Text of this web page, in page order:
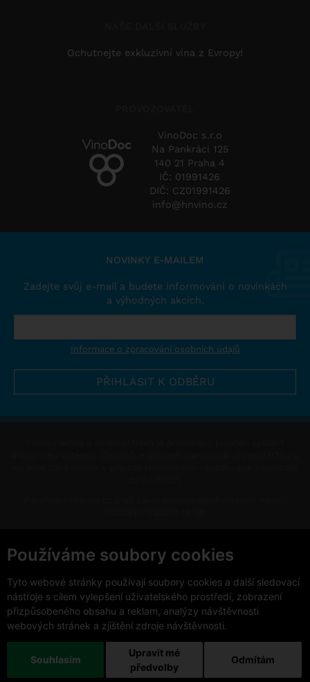
Používáme soubory cookies
Tyto webové stránky používají soubory cookies a další sledovací
nástroje s cílem vylepšení uživatelského prostředí, zobrazení
přizpůsobeného obsahu a reklam, analýzy návštěvnosti
webových stránek a zjištění zdroje návštěvnosti.
Souhlasím Odmítám
Upravit mé
předvolby
Ochutnejte exkluzivní vína z Evropy!
VinoDoc s.r.o
Na Pankráci 125
140 21 Praha 4
IČ: 01991426
DIČ: CZ01991426
info@hnvino.cz
NOVINKY E-MAILEM
Zadejte svůj e-mail a budete informováni o novinkách
a výhodných akcích.
Informace o zpracování osobních údajů
Změnit nastavení cookies
Copyright © 2026 VinoDoc s.r.o. Všechna práva vyhrazena.